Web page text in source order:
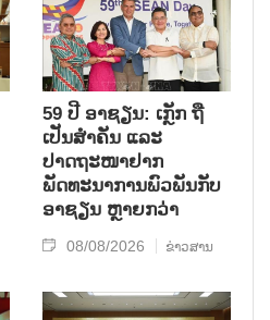
59 ປີ ອາຊຽນ: ເກຼັກ ຖື
ເປັນສຳຄັນ ແລະ
ປາດຖະໜາຢາກ
ພັດທະນາການພົວພັນກັບ
ອາຊຽນ ຫຼາຍກວ່າ
08/08/2026 ຂ່າວສານ